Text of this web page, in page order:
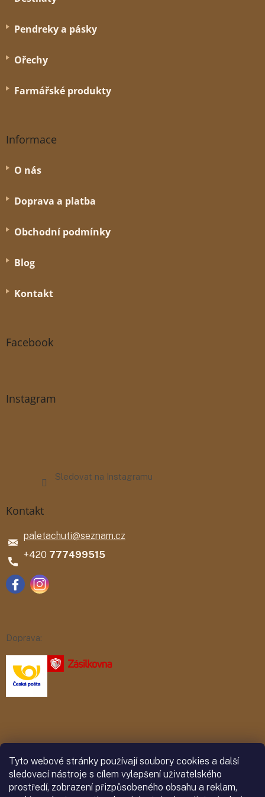
Tyto webové stránky používají soubory cookies a další
sledovací nástroje s cílem vylepšení uživatelského
prostředí, zobrazení přizpůsobeného obsahu a reklam,
Pendreky a pásky
Ořechy
Farmářské produkty
Informace
O nás
Doprava a platba
Obchodní podmínky
Blog
Kontakt
Facebook
Instagram
Sledovat na Instagramu
Kontakt
paletachuti@seznam.cz
777499515
Doprava: